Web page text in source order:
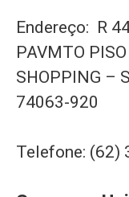
Endereço: R
PAVMTO
SHOPPING –
74063-920
Telefone: (62)